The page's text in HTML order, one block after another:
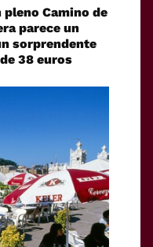
pleno Camino de
parece un
sorprendente
38 euros